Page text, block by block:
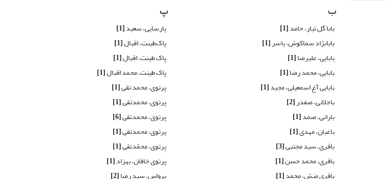
ب
بابا گل تبار، حامد[1]
بابانژاد سماکوش، یاسر[1]
بابایی، علیرضا[1]
بابایی، محمد رضا[1]
بابایی آغ اسمعیلی، مجید[1]
باجلانی، صفدر[2]
بارانی، صمد[1]
باغبان، مهدی[1]
باقری، سید مجتبی[3]
باقری، محمد حسن[1]
باقری منش، محمد[1]
پ
پارسایی، سعید[1]
پاک‌طینت، ‌اقبال[1]
پاک طینت، اقبال[1]
پاک طینت، محمد اقبال[1]
پرتوی، محمد تقی[1]
پرتوی، محمدتقی[1]
پرتوی، محمدتقی[6]
پرتوی، محمدتقی[1]
پرتوی، محمّدتقی[1]
پرتوی خاقان، بهزاد[1]
پرواس، سید رضا[2]